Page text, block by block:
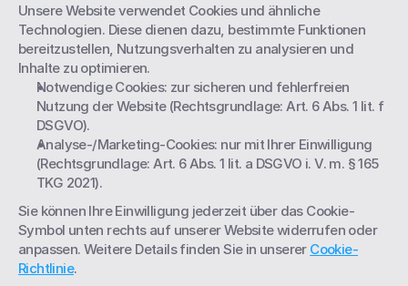
Unsere Website verwendet Cookies und ähnliche
Technologien. Diese dienen dazu, bestimmte Funktionen
bereitzustellen, Nutzungsverhalten zu analysieren und
Inhalte zu optimieren.
Notwendige Cookies: zur sicheren und fehlerfreien
Nutzung der Website (Rechtsgrundlage: Art. 6 Abs. 1 lit. f
DSGVO).
Analyse-/Marketing-Cookies: nur mit Ihrer Einwilligung
(Rechtsgrundlage: Art. 6 Abs. 1 lit. a DSGVO i. V. m. § 165
TKG 2021).
Sie können Ihre Einwilligung jederzeit über das Cookie-
Symbol unten rechts auf unserer Website widerrufen oder
anpassen. Weitere Details finden Sie in unserer Cookie-
Richtlinie.